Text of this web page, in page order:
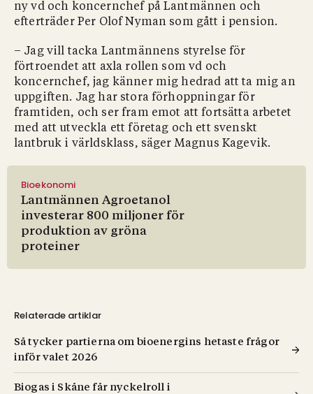
ny vd och koncernchef på Lantmännen och
efterträder Per Olof Nyman som gått i pension.
– Jag vill tacka Lantmännens styrelse för
förtroendet att axla rollen som vd och
koncernchef, jag känner mig hedrad att ta mig an
uppgiften. Jag har stora förhoppningar för
framtiden, och ser fram emot att fortsätta arbetet
med att utveckla ett företag och ett svenskt
lantbruk i världsklass, säger Magnus Kagevik.
Bioekonomi
Lantmännen Agroetanol
investerar 800 miljoner för
produktion av gröna
proteiner
Relaterade artiklar
Så tycker partierna om bioenergins hetaste frågor
inför valet 2026
Biogas i Skåne får nyckelroll i